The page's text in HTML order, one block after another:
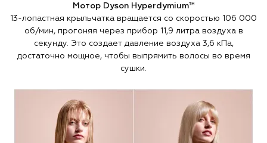
Мотор Dyson Hyperdymium™
13-лопастная крыльчатка вращается со скоростью 106 000
об/мин, прогоняя через прибор 11,9 литра воздуха в
секунду. Это создает давление воздуха 3,6 кПа,
достаточно мощное, чтобы выпрямить волосы во время
сушки.